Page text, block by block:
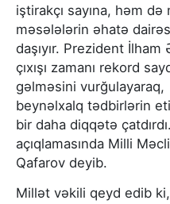
iştirakçı sayına, həm
məsələlərin əhatə
daşıyır. Prezident İlham
çıxışı zamanı rekord
gəlməsini vurğulayaraq,
beynəlxalq tədbirlərin
bir daha diqqətə
açıqlamasında Milli
Qafarov deyib.
Millət vəkili qeyd edib